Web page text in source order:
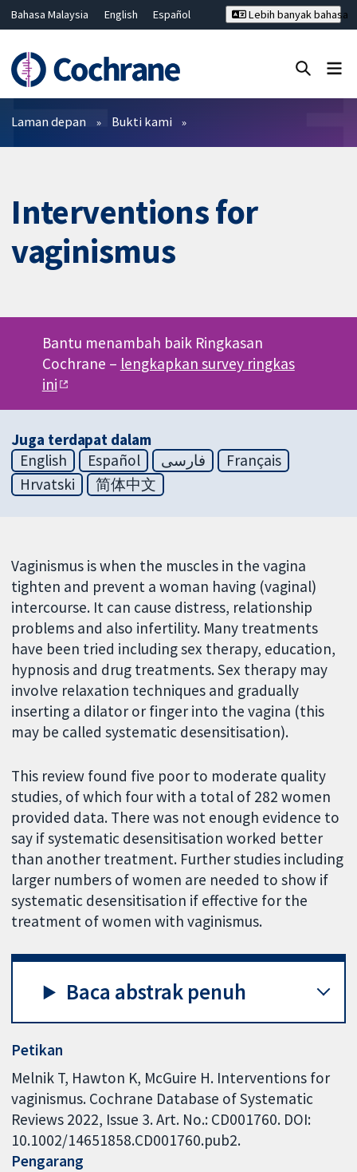
Bahasa Malaysia English
Español
Hrvatski
Deutsch ไทย
繁體中文
简体中文
Lebih banyak bahasa
Penapis
Laman depan Bukti kami
Interventions for
vaginismus
Bantu menambah baik Ringkasan
Cochrane – lengkapkan survey ringkas
ini
Juga terdapat dalam
English
Español فارسی
Français
Hrvatski
简体中文
Vaginismus is when the muscles in the vagina
tighten and prevent a woman having (vaginal)
intercourse. It can cause distress, relationship
problems and also infertility. Many treatments
have been tried including sex therapy, education,
hypnosis and drug treatments. Sex therapy may
involve relaxation techniques and gradually
inserting a dilator or finger into the vagina (this
may be called systematic desensitisation).
This review found five poor to moderate quality
studies, of which four with a total of 282 women
provided data. There was not enough evidence to
say if systematic desensitisation worked better
than another treatment. Further studies including
larger numbers of women are needed to show if
systematic desensitisation if effective for the
treatment of women with vaginismus.
Baca abstrak penuh
Petikan
Melnik T, Hawton K, McGuire H. Interventions for
vaginismus. Cochrane Database of Systematic
Reviews 2022, Issue 3. Art. No.: CD001760. DOI:
10.1002/14651858.CD001760.pub2.
Pengarang